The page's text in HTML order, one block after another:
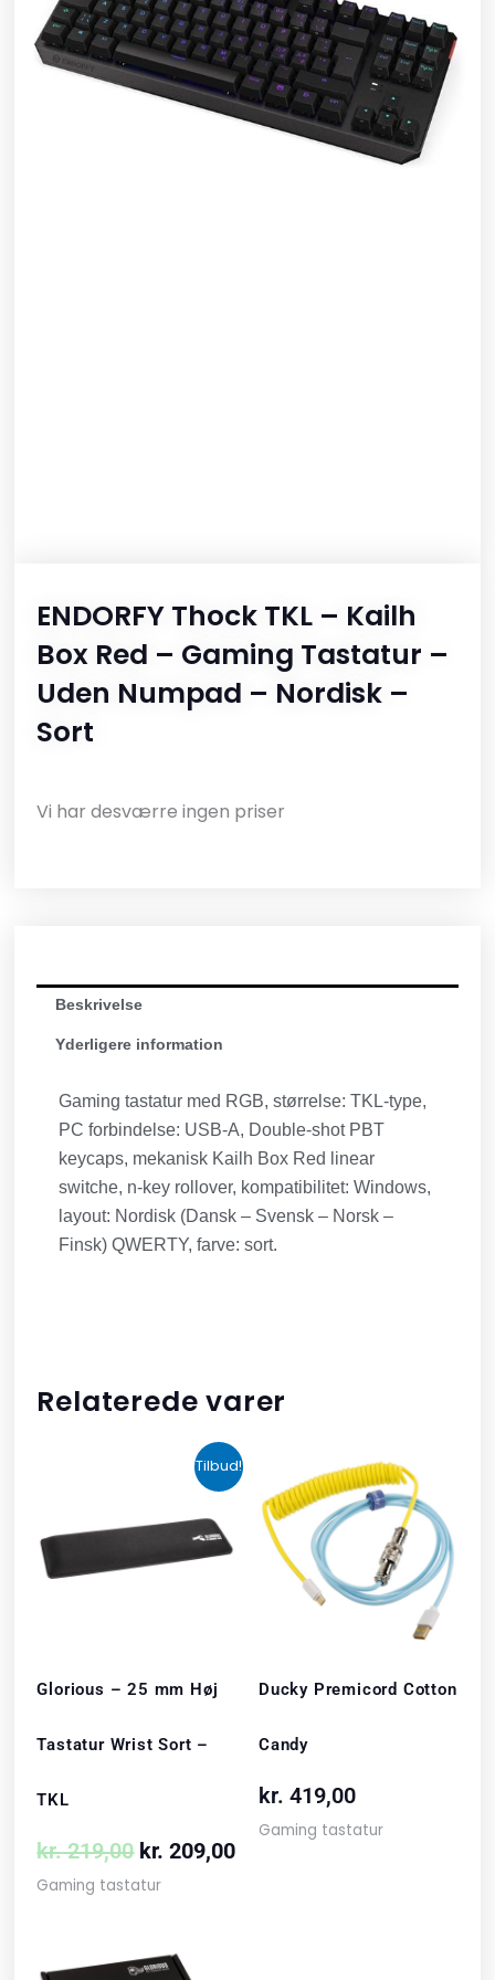
ENDORFY Thock TKL – Kailh
Box Red – Gaming Tastatur –
Uden Numpad – Nordisk –
Sort
Vi har desværre ingen priser
Beskrivelse
Yderligere information
Gaming tastatur med RGB, størrelse: TKL-type,
PC forbindelse: USB-A, Double-shot PBT
keycaps, mekanisk Kailh Box Red linear
switche, n-key rollover, kompatibilitet: Windows,
layout: Nordisk (Dansk – Svensk – Norsk –
Finsk) QWERTY, farve: sort.
Relaterede varer
Tilbud!
Glorious – 25 mm Høj
Tastatur Wrist Sort –
TKL
kr.219,00
oprindelige
pris
kr. 219,00.
kr. 209,00
Den
aktuelle
pris
kr. 209,00.
Gaming tastatur
Ducky Premicord Cotton
Candy
kr. 419,00
Gaming tastatur